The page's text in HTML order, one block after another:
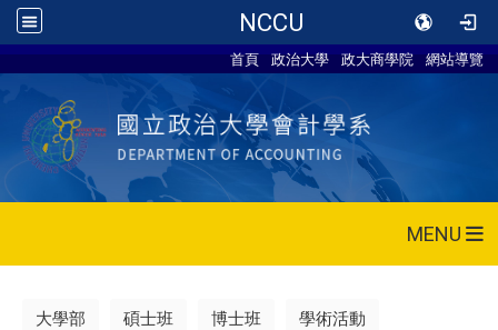
NCCU
首頁 政治大學 政大商學院 網站導覽
MENU
大學部 碩士班 博士班 學術活動